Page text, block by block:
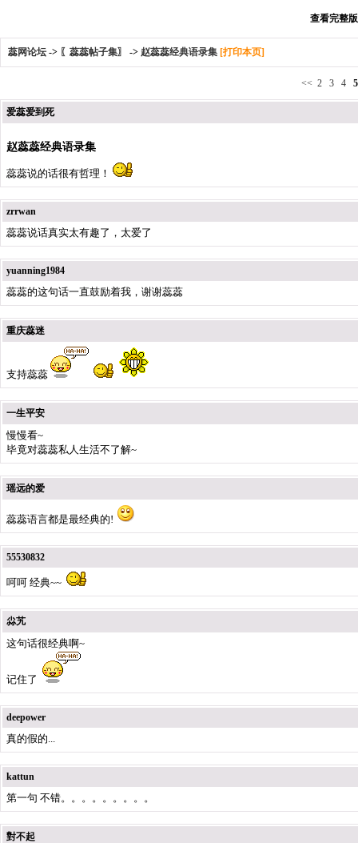
查看完整
蕊网论坛 -> 〖蕊蕊帖子集〗 -> 赵蕊蕊经典语录集 [打印本页]
<< 2 3 4 5
爱蕊爱到死
赵蕊蕊经典语录集
蕊蕊说的话很有哲理！
zrrwan
蕊蕊说话真实太有趣了，太爱了
yuanning1984
蕊蕊的这句话一直鼓励着我，谢谢蕊蕊
重庆蕊迷
支持蕊蕊
一生平安
慢慢看~
毕竟对蕊蕊私人生活不了解~
瑶远的爱
蕊蕊语言都是最经典的!
55530832
呵呵 经典~~
尛艽
这句话很经典啊~
记住了
deepower
真的假的...
kattun
第一句 不错。。。。。。。。。
對不起